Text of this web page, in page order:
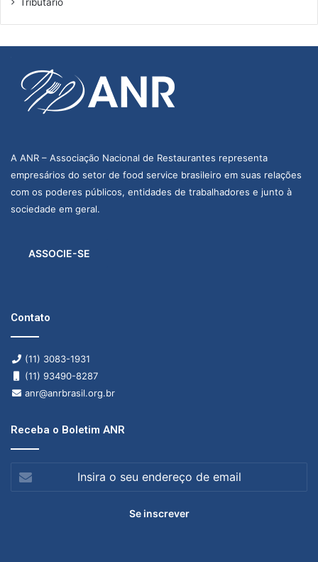
Tributário
A ANR – Associação Nacional de Restaurantes representa
empresários do setor de food service brasileiro em suas relações
com os poderes públicos, entidades de trabalhadores e junto à
sociedade em geral.
ASSOCIE-SE
Contato
(11) 3083-1931
(11) 93490-8287
anr@anrbrasil.org.br
Receba o Boletim ANR